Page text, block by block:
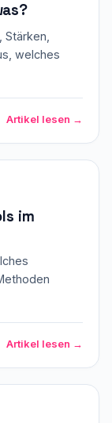
Stärken,
welches
Artikel lesen →
im
Artikel lesen →